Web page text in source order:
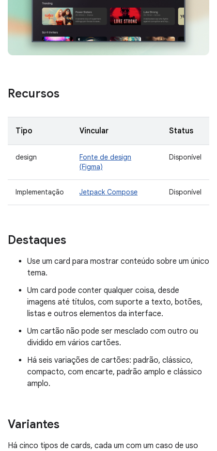
Recursos
Tipo Vincular Status
design
Fonte de design
(Figma)
Disponível
Implementação Jetpack Compose Disponível
Destaques
Use um card para mostrar conteúdo sobre um único
tema.
Um card pode conter qualquer coisa, desde
imagens até títulos, com suporte a texto, botões,
listas e outros elementos da interface.
Um cartão não pode ser mesclado com outro ou
dividido em vários cartões.
Há seis variações de cartões: padrão, clássico,
compacto, com encarte, padrão amplo e clássico
amplo.
Variantes
Há cinco tipos de cards, cada um com um caso de uso